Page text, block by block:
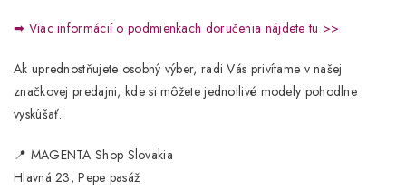
➡ Viac informácií o podmienkach doručenia nájdete tu >>
Ak uprednostňujete osobný výber, radi Vás privítame v našej
značkovej predajni, kde si môžete jednotlivé modely pohodlne
vyskúšať.
📍 MAGENTA Shop Slovakia
Hlavná 23, Pepe pasáž